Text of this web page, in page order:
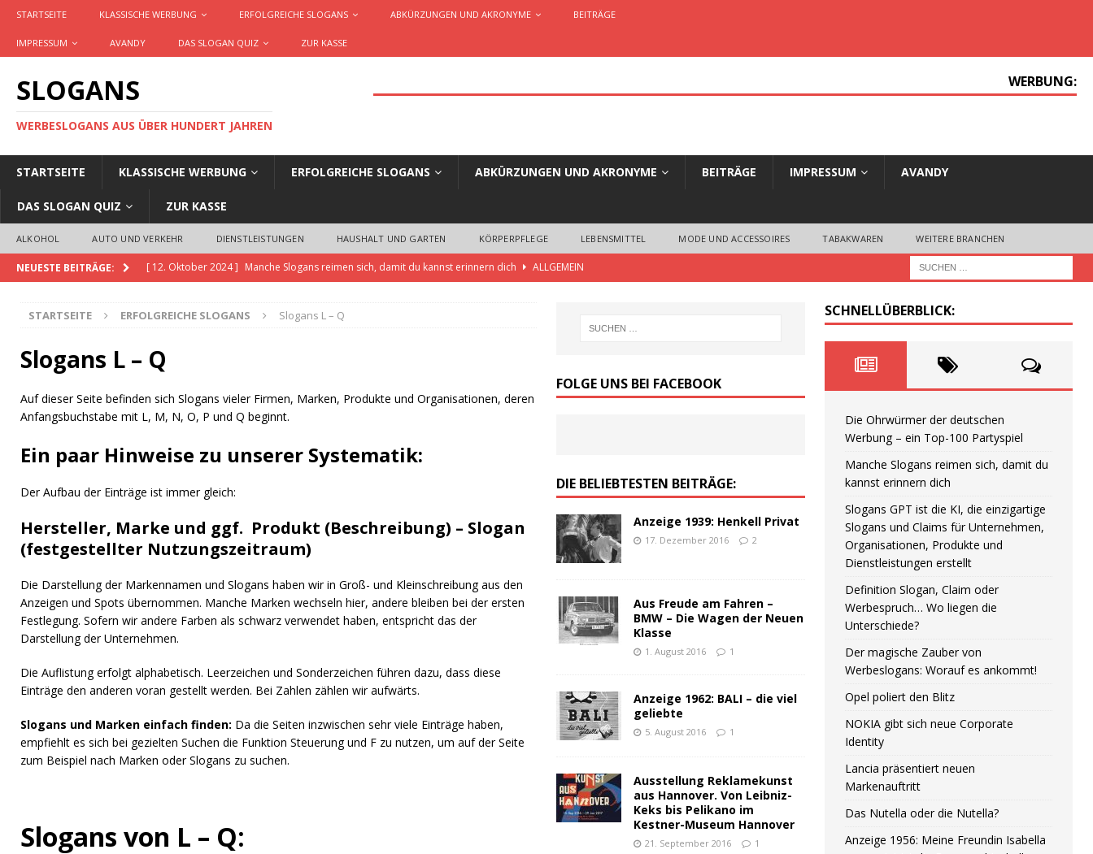
STARTSEITE KLASSISCHE WERBUNG ERFOLGREICHE SLOGANS ABKÜRZUNGEN UND AKRONYME BEITRÄGE
IMPRESSUM AVANDY DAS SLOGAN QUIZ ZUR KASSE
SLOGANS
WERBESLOGANS AUS ÜBER HUNDERT JAHREN
WERBUNG:
STARTSEITE KLASSISCHE WERBUNG ERFOLGREICHE SLOGANS ABKÜRZUNGEN UND AKRONYME BEITRÄGE IMPRESSUM AVANDY
DAS SLOGAN QUIZ ZUR KASSE
ALKOHOL AUTO UND VERKEHR DIENSTLEISTUNGEN HAUSHALT UND GARTEN KÖRPERPFLEGE LEBENSMITTEL MODE UND ACCESSOIRES TABAKWAREN WEITERE BRANCHEN
NEUESTE BEITRÄGE: [ 12. Oktober 2024 ] Manche Slogans reimen sich, damit du kannst erinnern dich
ALLGEMEIN
Produkte und Dienstleistungen erstellt
AKTUELLES AUS WERBUNG UND MARKETING
[ 14. September 2023 ]
ALLGEMEIN
[ 1. November 2025 ]
Die Ohrwürmer der deutschen Werbung – ein Top-100 Partyspiel
STARTSEITE ERFOLGREICHE SLOGANS Slogans L – Q
Slogans L – Q
Auf dieser Seite befinden sich Slogans vieler Firmen, Marken, Produkte und Organisationen, deren
Anfangsbuchstabe mit L, M, N, O, P und Q beginnt.
Ein paar Hinweise zu unserer Systematik:
Der Aufbau der Einträge ist immer gleich:
Hersteller, Marke und ggf. Produkt (Beschreibung) – Slogan
(festgestellter Nutzungszeitraum)
Die Darstellung der Markennamen und Slogans haben wir in Groß- und Kleinschreibung aus den
Anzeigen und Spots übernommen. Manche Marken wechseln hier, andere bleiben bei der ersten
Festlegung. Sofern wir andere Farben als schwarz verwendet haben, entspricht das der
Darstellung der Unternehmen.
Die Auflistung erfolgt alphabetisch. Leerzeichen und Sonderzeichen führen dazu, dass diese
Einträge den anderen voran gestellt werden. Bei Zahlen zählen wir aufwärts.
Slogans und Marken einfach finden: Da die Seiten inzwischen sehr viele Einträge haben,
empfiehlt es sich bei gezielten Suchen die Funktion Steuerung und F zu nutzen, um auf der Seite
zum Beispiel nach Marken oder Slogans zu suchen.
Slogans von L – Q:
FOLGE UNS BEI FACEBOOK
DIE BELIEBTESTEN BEITRÄGE:
Anzeige 1939: Henkell Privat
17. Dezember 2016 2
Aus Freude am Fahren –
BMW – Die Wagen der Neuen
Klasse
1. August 2016 1
Anzeige 1962: BALI – die viel
geliebte
5. August 2016 1
Ausstellung Reklamekunst
aus Hannover. Von Leibniz-
Keks bis Pelikano im
Kestner-Museum Hannover
21. September 2016 1
SCHNELLÜBERBLICK:
Die Ohrwürmer der deutschen
Werbung – ein Top-100 Partyspiel
Manche Slogans reimen sich, damit du
kannst erinnern dich
Slogans GPT ist die KI, die einzigartige
Slogans und Claims für Unternehmen,
Organisationen, Produkte und
Dienstleistungen erstellt
Definition Slogan, Claim oder
Werbespruch… Wo liegen die
Unterschiede?
Der magische Zauber von
Werbeslogans: Worauf es ankommt!
Opel poliert den Blitz
NOKIA gibt sich neue Corporate
Identity
Lancia präsentiert neuen
Markenauftritt
Das Nutella oder die Nutella?
Anzeige 1956: Meine Freundin Isabella